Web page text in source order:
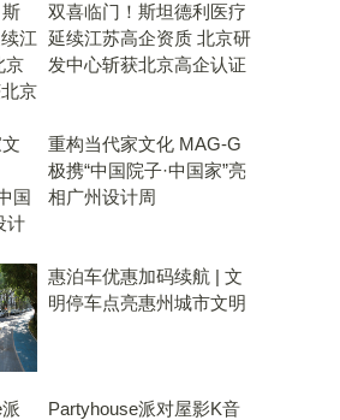
双喜临门！斯坦德利医疗
延续江苏高企资质 北京研
发中心斩获北京高企认证
重构当代家文化 MAG-G
极携“中国院子·中国家”亮
相广州设计周
惠泊车优惠加码续航 | 文
明停车点亮惠州城市文明
Partyhouse派对屋影K音